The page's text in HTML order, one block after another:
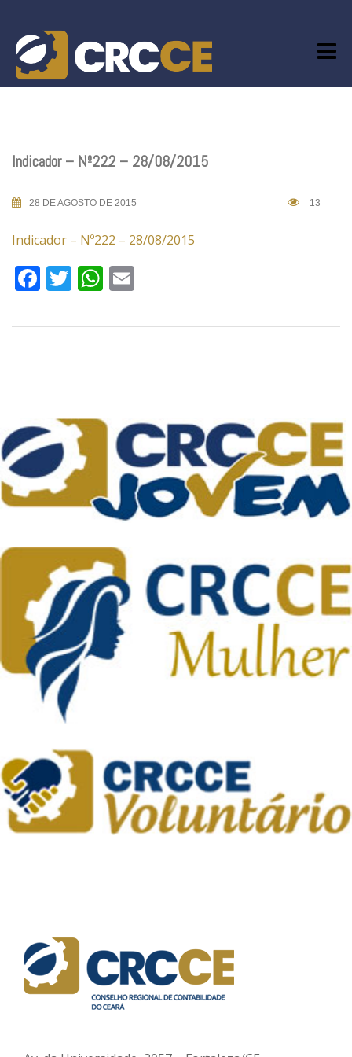
content
Indicador – Nº222 – 28/08/2015
28 DE AGOSTO DE 2015 13
Indicador – Nº222 – 28/08/2015
Facebook
TwitterWhatsApp